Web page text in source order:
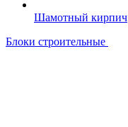
Шамотный кирпич
Блоки строительные